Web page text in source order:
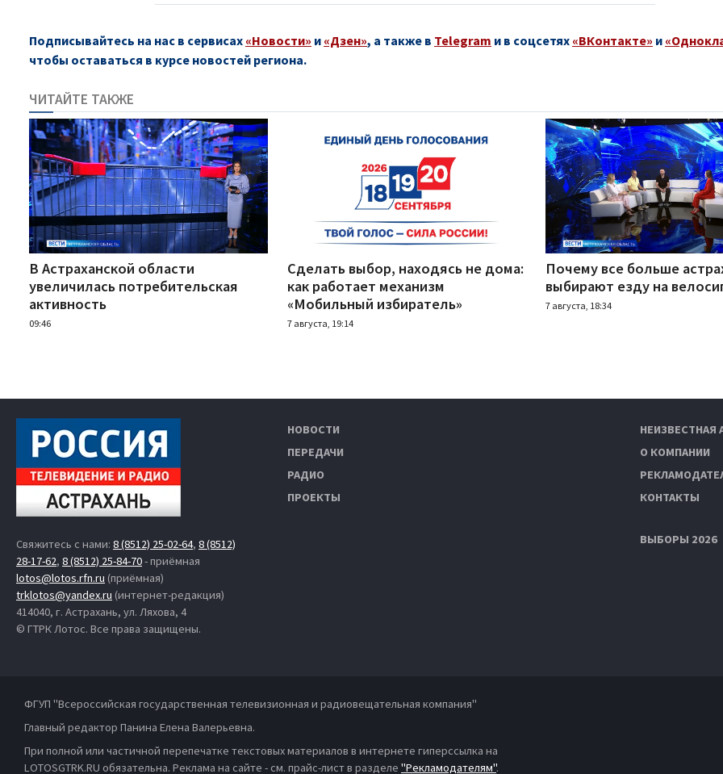
Подписывайтесь на нас в сервисах «Новости» и «Дзен», а также в Telegram и в соцсетях «ВКонтакте» и
чтобы оставаться в курсе новостей региона.
ЧИТАЙТЕ ТАКЖЕ
В Астраханской области
увеличилась потребительская
активность
09:46
Сделать выбор, находясь не дома:
как работает механизм
«Мобильный избиратель»
7 августа, 19:14
Почему все больше
выбирают езду на
7 августа, 18:34
Свяжитесь с нами: 8 (8512) 25-02-64, 8 (8512)
28-17-62, 8 (8512) 25-84-70- приёмная
lotos@lotos.rfn.ru (приёмная)
trklotos@yandex.ru (интернет-редакция)
414040, г. Астрахань, ул. Ляхова, 4
© ГТРК Лотос. Все права защищены.
НОВОСТИ
ПЕРЕДАЧИ
РАДИО
ПРОЕКТЫ
НЕИЗВЕСТНАЯ
О КОМПАНИИ
КОНТАКТЫ
ВЫБОРЫ 2026
ФГУП "Всероссийская государственная телевизионная и радиовещательная компания"
Главный редактор Панина Елена Валерьевна.
При полной или частичной перепечатке текстовых материалов в интернете гиперссылка на
LOTOSGTRK.RU обязательна. Реклама на сайте - см. прайс-лист в разделе "Рекламодателям".